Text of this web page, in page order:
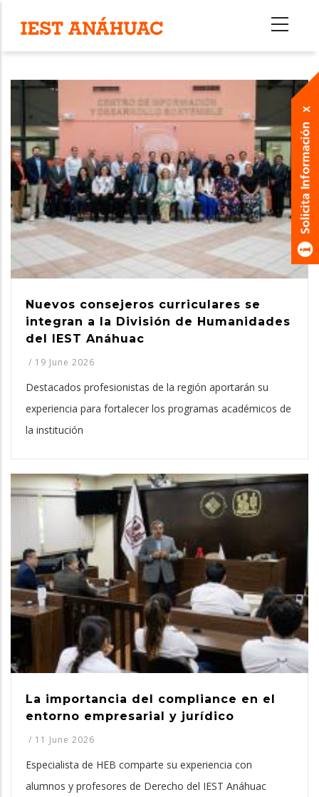
Nuevos consejeros curriculares se
integran a la División de Humanidades
del IEST Anáhuac
/ 19 June 2026
Destacados profesionistas de la región aportarán su
experiencia para fortalecer los programas académicos de
la institución
La importancia del compliance en el
entorno empresarial y jurídico
/ 11 June 2026
Especialista de HEB comparte su experiencia con
alumnos y profesores de Derecho del IEST Anáhuac